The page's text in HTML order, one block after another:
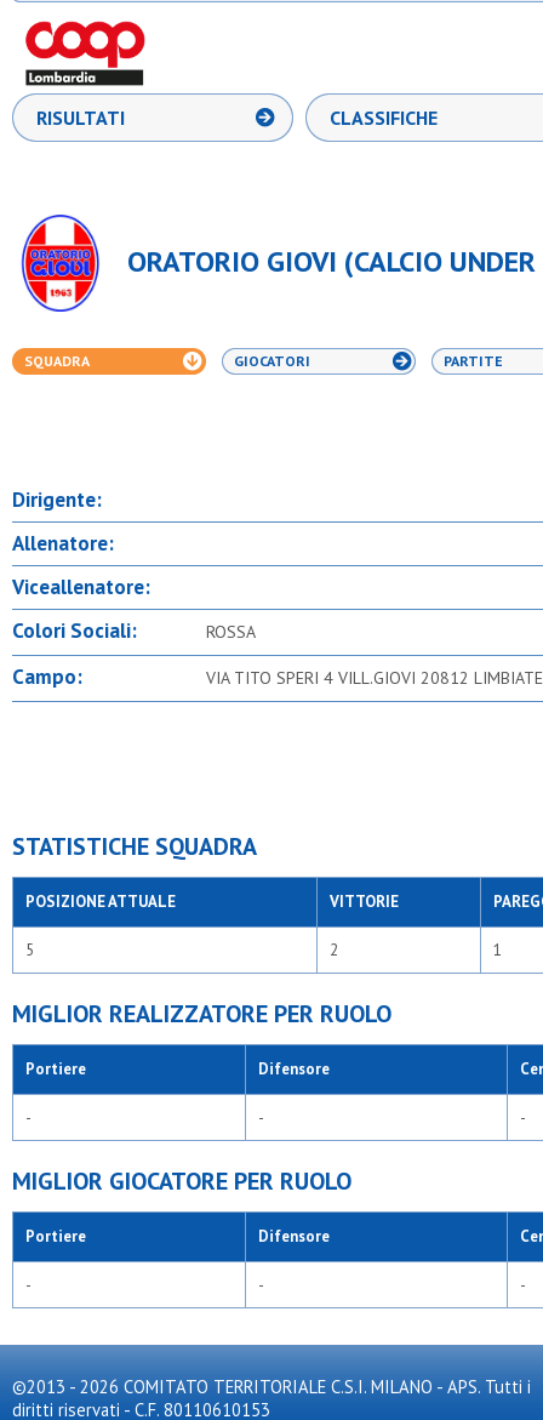
RISULTATI CLASSIFICHE
ORATORIO GIOVI (CALCIO
SQUADRA GIOCATORI PARTITE
Dirigente:
Allenatore:
Viceallenatore:
Colori Sociali:
ROSSA
Campo: VIA TITO SPERI 4 VILL.GIOVI 20812
STATISTICHE SQUADRA
POSIZIONE ATTUALE VITTORIE
5 2 1
MIGLIOR REALIZZATORE PER RUOLO
Portiere Difensore
- - -
MIGLIOR GIOCATORE PER RUOLO
Portiere Difensore
- - -
©2013 - 2026 COMITATO TERRITORIALE C.S.I. MILANO - APS. Tutti i
diritti riservati - C.F. 80110610153